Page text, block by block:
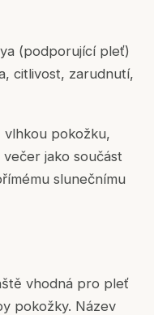
(podporující pleť)
citlivost, zarudnutí,
vlhkou pokožku,
jako součást
slunečnímu
vhodná pro pleť
pokožky. Název